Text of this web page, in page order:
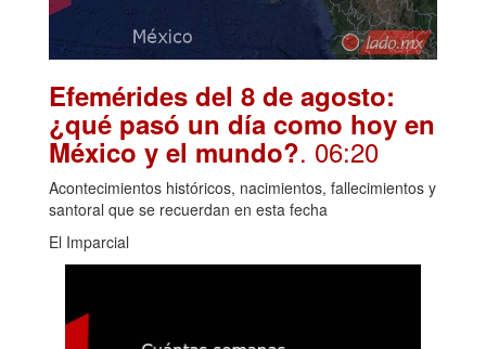
Efemérides del 8 de agosto:
¿qué pasó un día como hoy en
México y el mundo?. 06:20
Acontecimientos históricos, nacimientos, fallecimientos y
santoral que se recuerdan en esta fecha
El Imparcial